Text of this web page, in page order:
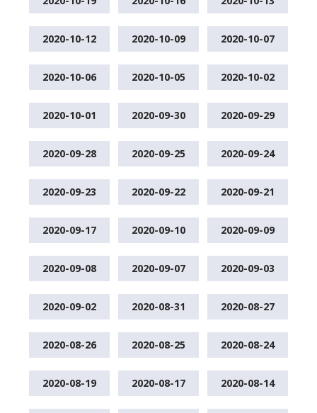
2020-10-12 2020-10-09 2020-10-07
2020-10-06 2020-10-05 2020-10-02
2020-10-01 2020-09-30 2020-09-29
2020-09-28 2020-09-25 2020-09-24
2020-09-23 2020-09-22 2020-09-21
2020-09-17 2020-09-10 2020-09-09
2020-09-08 2020-09-07 2020-09-03
2020-09-02 2020-08-31 2020-08-27
2020-08-26 2020-08-25 2020-08-24
2020-08-19 2020-08-17 2020-08-14